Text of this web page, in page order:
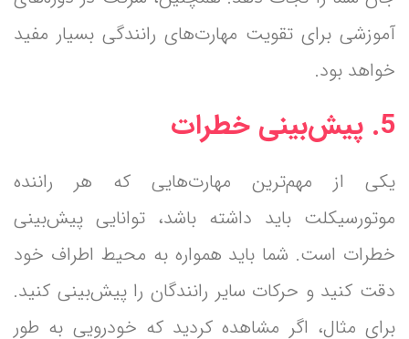
آموزشی برای تقویت مهارت‌های رانندگی بسیار مفید
خواهد بود.
5. پیش‌بینی خطرات
یکی از مهم‌ترین مهارت‌هایی که هر راننده
موتورسیکلت باید داشته باشد، توانایی پیش‌بینی
خطرات است. شما باید همواره به محیط اطراف خود
دقت کنید و حرکات سایر رانندگان را پیش‌بینی کنید.
برای مثال، اگر مشاهده کردید که خودرویی به طور